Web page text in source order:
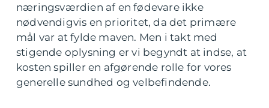
næringsværdien af en fødevare ikke
nødvendigvis en prioritet, da det primære
mål var at fylde maven. Men i takt med
stigende oplysning er vi begyndt at indse, at
kosten spiller en afgørende rolle for vores
generelle sundhed og velbefindende.